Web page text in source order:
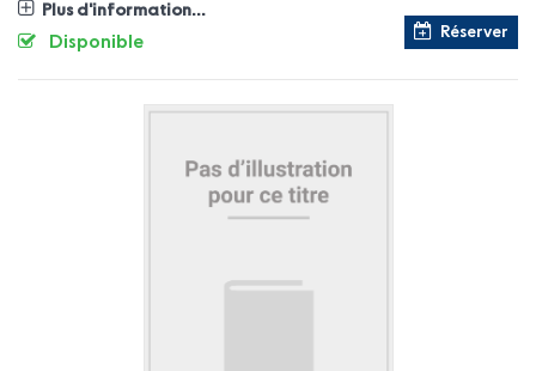
Plus d'information...
Réserver
Disponible